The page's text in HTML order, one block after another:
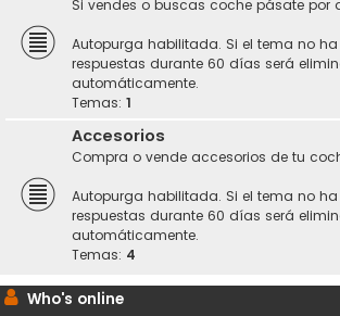
Si vendes o buscas coche pásate por
Autopurga habilitada. Si el tema no
respuestas durante 60 días será
automáticamente.
Temas: 1
Accesorios
Compra o vende accesorios de tu
Autopurga habilitada. Si el tema no
respuestas durante 60 días será
automáticamente.
Temas: 4
Who's online